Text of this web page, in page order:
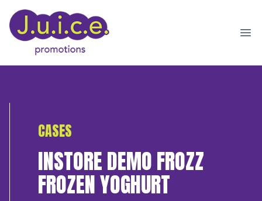
CASES
INSTORE DEMO FROZZ
FROZEN YOGHURT